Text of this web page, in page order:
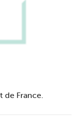
de France.